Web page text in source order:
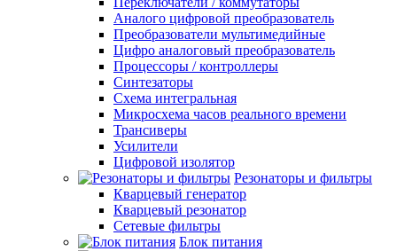
Аналого цифровой преобразователь
Преобразователи мультимедийные
Цифро аналоговый преобразователь
Процессоры / контроллеры
Синтезаторы
Схема интегральная
Микросхема часов реального времени
Трансиверы
Усилители
Цифровой изолятор
Резонаторы и фильтры
Кварцевый генератор
Кварцевый резонатор
Сетевые фильтры
Блок питания